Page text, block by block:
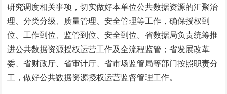
研究调度相关事项，切实做好本单位公共数据资源的汇聚治
理、分类分级、质量管理、安全管理等工作，确保授权到
位、工作到位、监管到位、安全到位。省数据局负责统筹推
进公共数据资源授权运营工作及全流程监管；省发展改革
委、省财政厅、省审计厅、省市场监管局等部门按照职责分
工，做好公共数据资源授权运营监督管理工作。